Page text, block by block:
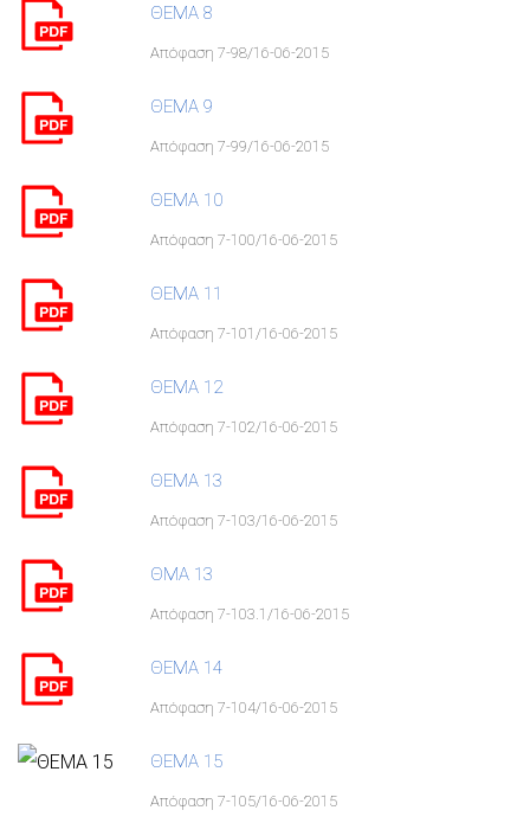
ΘΕΜΑ 8
Απόφαση 7-98/16-06-2015
ΘΕΜΑ 9
Απόφαση 7-99/16-06-2015
ΘΕΜΑ 10
Απόφαση 7-100/16-06-2015
ΘΕΜΑ 11
Απόφαση 7-101/16-06-2015
ΘΕΜΑ 12
Απόφαση 7-102/16-06-2015
ΘΕΜΑ 13
Απόφαση 7-103/16-06-2015
ΘΜΑ 13
Απόφαση 7-103.1/16-06-2015
ΘΕΜΑ 14
Απόφαση 7-104/16-06-2015
ΘΕΜΑ 15
Απόφαση 7-105/16-06-2015